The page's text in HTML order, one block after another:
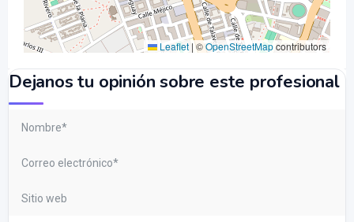
Leaflet |©OpenStreetMapcontributors
Dejanos tu opinión sobre este profesional